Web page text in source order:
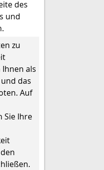
des
und
zu
als
das
Auf
Sie Ihre